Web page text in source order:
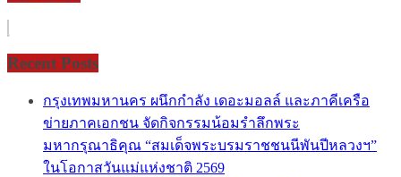
Recent Posts
กรุงเทพมหานคร ผนึกกำลัง เดอะมอลล์ และภาคีเครือ
ข่ายภาคเอกชน จัดกิจกรรมน้อมรำลึกพระ
มหากรุณาธิคุณ “สมเด็จพระบรมราชชนนีพันปีหลวงฯ”
ในโอกาสวันแม่แห่งชาติ 2569